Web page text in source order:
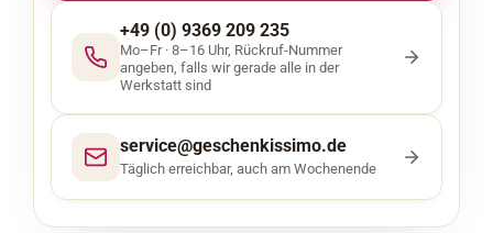
+49 (0) 9369 209 235
Mo–Fr · 8–16 Uhr, Rückruf-Nummer
angeben, falls wir gerade alle in der
Werkstatt sind
service@geschenkissimo.de
Täglich erreichbar, auch am Wochenende